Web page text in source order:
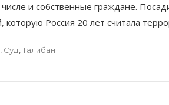
и собственные граждане.
Россия 20 лет считала
Суд Талибан